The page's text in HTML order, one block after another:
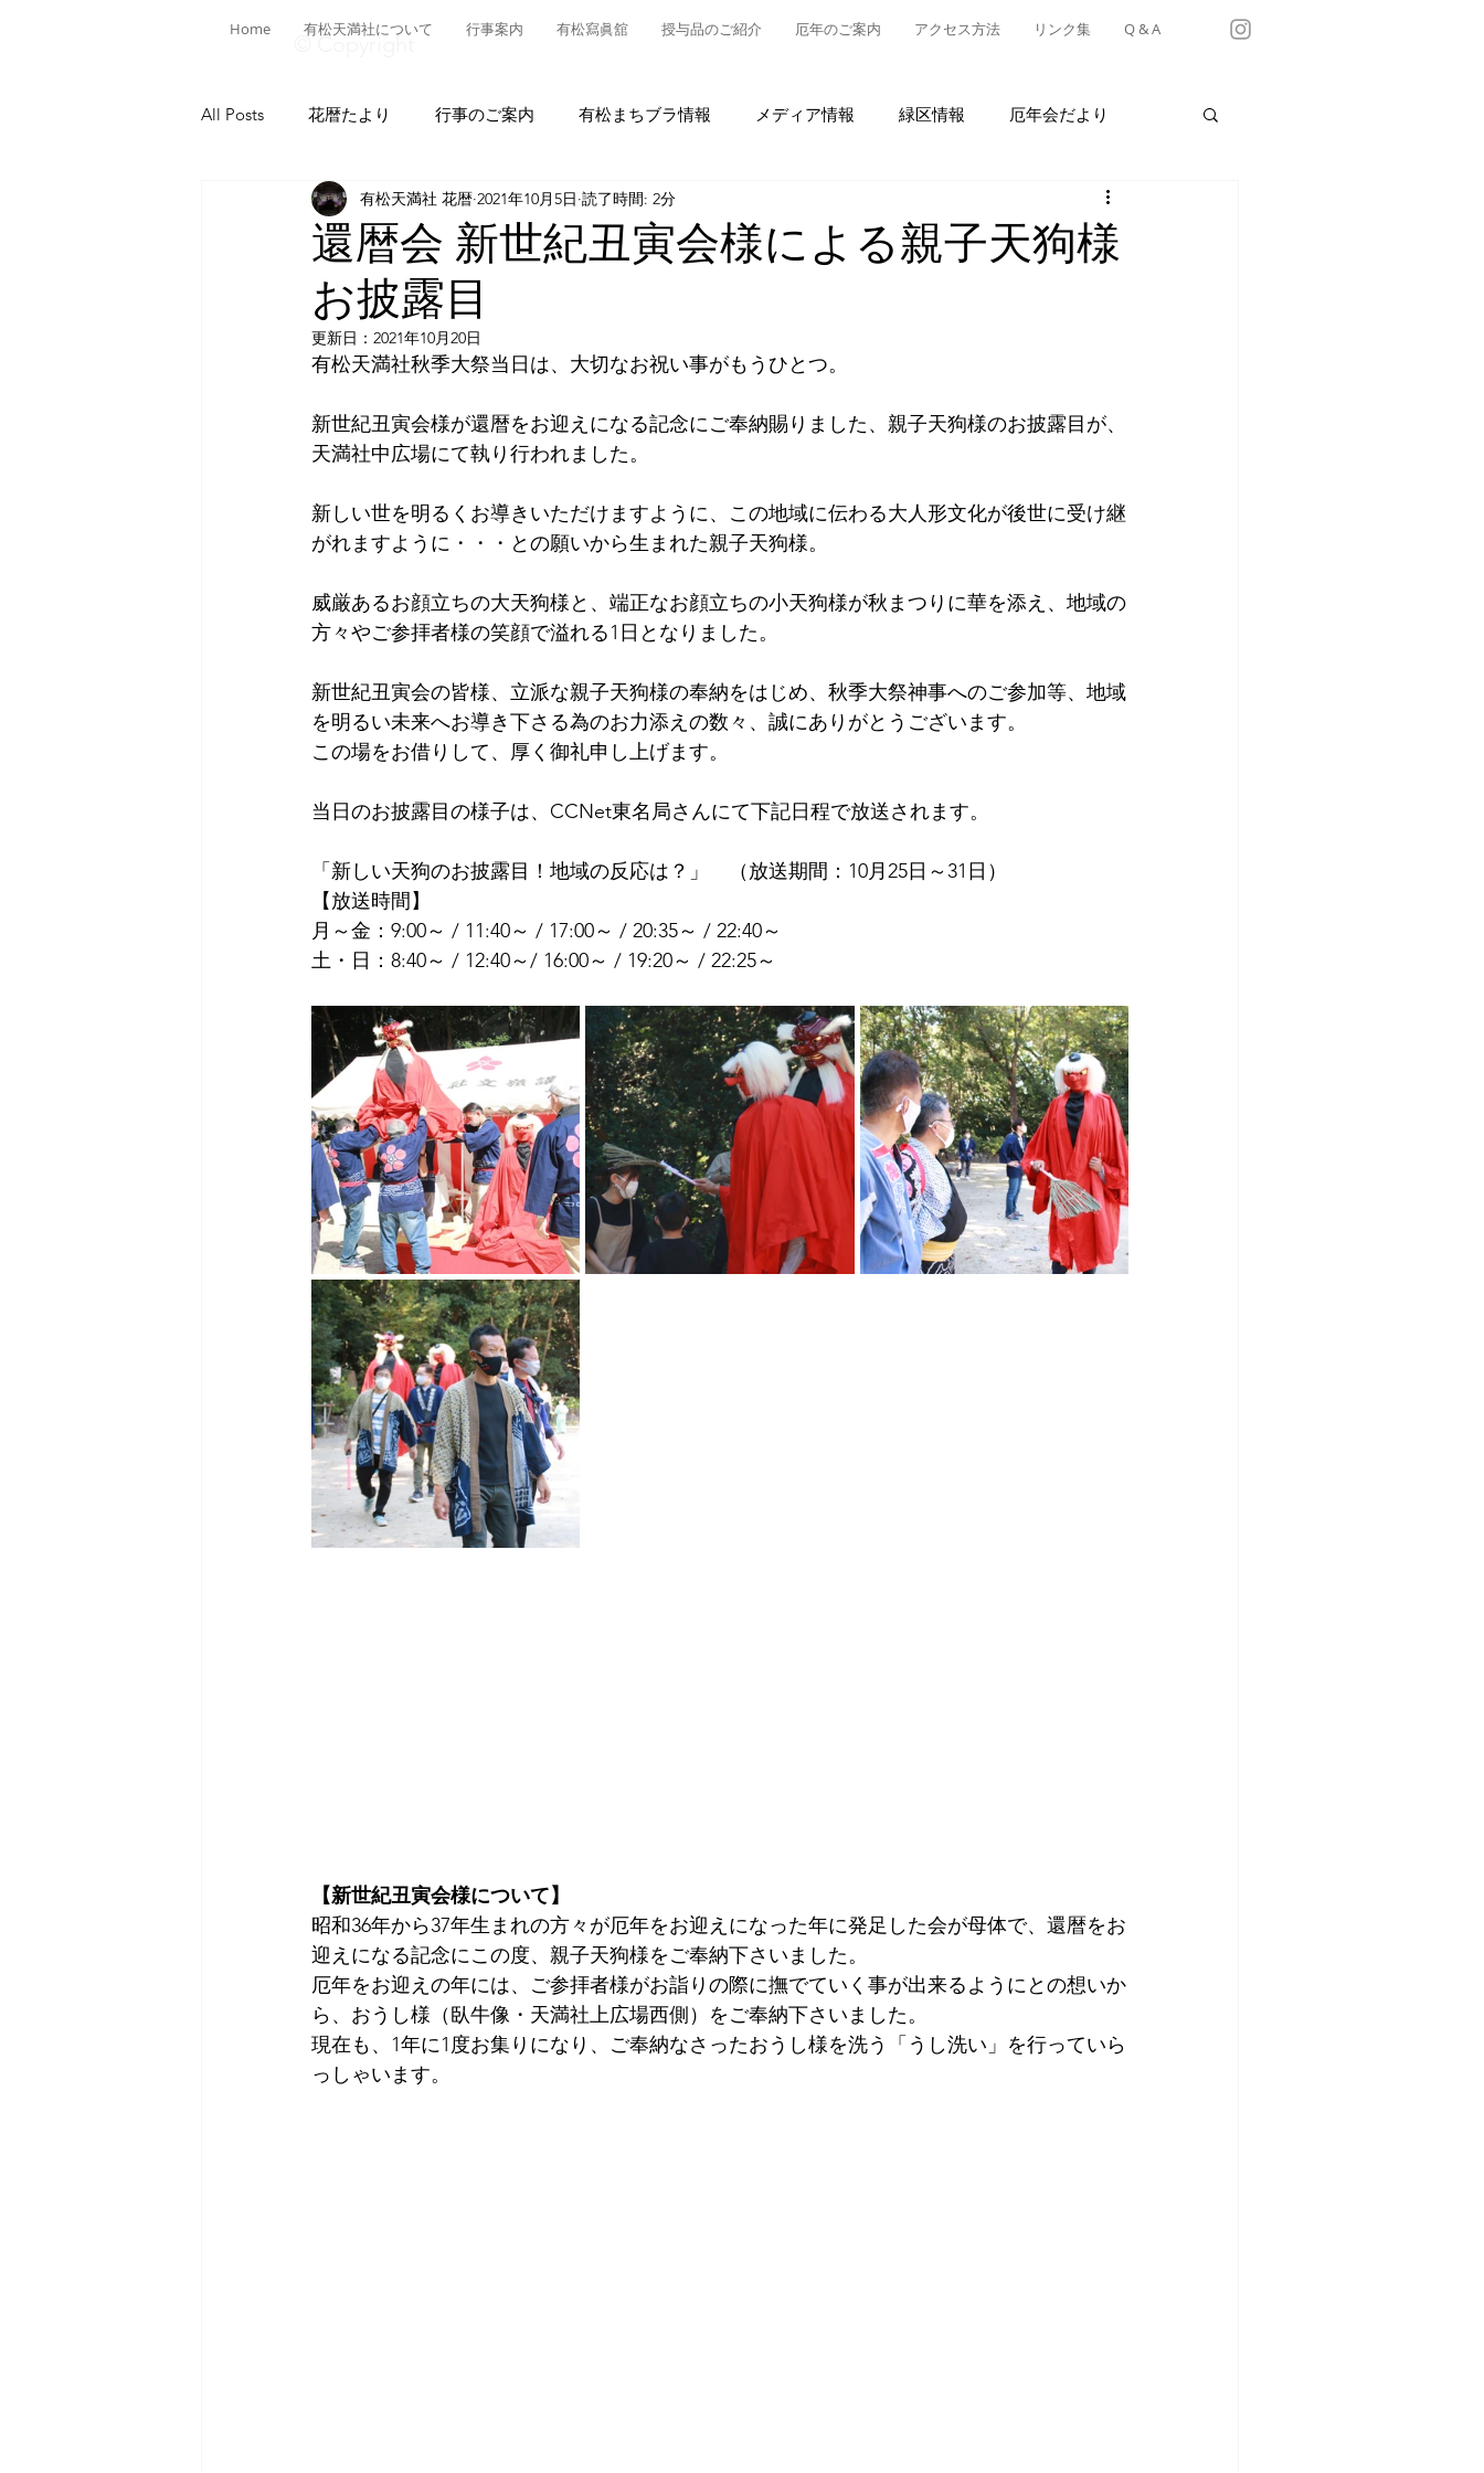
Home 有松天満社について 行事案内 有松寫眞舘 授与品のご紹介 厄年のご案内 アクセス方法 リンク集 Q & A
© Copyright
All Posts 花暦たより 行事のご案内 有松まちブラ情報 メディア情報 緑区情報 厄年会だより
有松ヒストリア 日本遺産有松 授与品について グルメ・テイクアウト情報
菅公ヒストリア 有松の施設情報
有松山車行事
還暦会 新世紀丑寅会様による親子天狗様
お披露目
有松天満社 花暦 2021年10月5日 読了時間: 2分
更新日： 2021年10月20日
有松天満社秋季大祭当日は、大切なお祝い事がもうひとつ。
新世紀丑寅会様が還暦をお迎えになる記念にご奉納賜りました、親子天狗様のお披露目が、
天満社中広場にて執り行われました。
新しい世を明るくお導きいただけますように、この地域に伝わる大人形文化が後世に受け継
がれますように・・・との願いから生まれた親子天狗様。
威厳あるお顔立ちの大天狗様と、端正なお顔立ちの小天狗様が秋まつりに華を添え、地域の
方々やご参拝者様の笑顔で溢れる1日となりました。
新世紀丑寅会の皆様、立派な親子天狗様の奉納をはじめ、秋季大祭神事へのご参加等、地域
を明るい未来へお導き下さる為のお力添えの数々、誠にありがとうございます。
この場をお借りして、厚く御礼申し上げます。
当日のお披露目の様子は、CCNet東名局さんにて下記日程で放送されます。
「新しい天狗のお披露目！地域の反応は？」　（放送期間：10月25日～31日）
【放送時間】
月～金：9:00～ / 11:40～ / 17:00～ / 20:35～ / 22:40～
土・日：8:40～ / 12:40～/ 16:00～ / 19:20～ / 22:25～
【新世紀丑寅会様について】
昭和36年から37年生まれの方々が厄年をお迎えになった年に発足した会が母体で、還暦をお
迎えになる記念にこの度、親子天狗様をご奉納下さいました。
厄年をお迎えの年には、ご参拝者様がお詣りの際に撫でていく事が出来るようにとの想いか
ら、おうし様（臥牛像・天満社上広場西側）をご奉納下さいました。
現在も、1年に1度お集りになり、ご奉納なさったおうし様を洗う「うし洗い」を行っていら
っしゃいます。